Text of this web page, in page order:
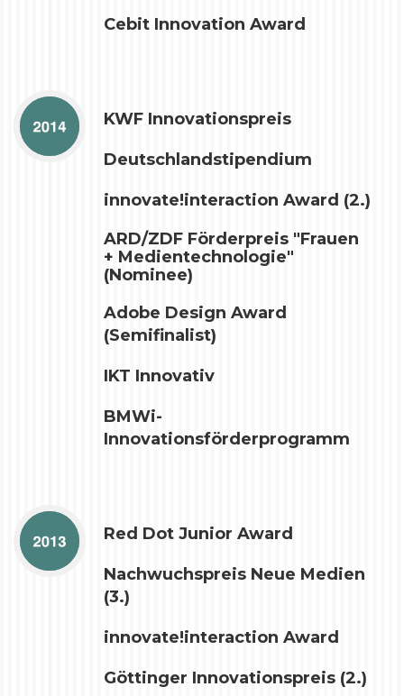
Cebit Innovation Award
KWF Innovationspreis
Deutschlandstipendium
innovate!interaction Award (2.)
ARD/ZDF Förderpreis "Frauen
+ Medientechnologie"
(Nominee)
Adobe Design Award
(Semifinalist)
IKT Innovativ
BMWi-
Innovationsförderprogramm
Red Dot Junior Award
Nachwuchspreis Neue Medien
(3.)
innovate!interaction Award
Göttinger Innovationspreis (2.)